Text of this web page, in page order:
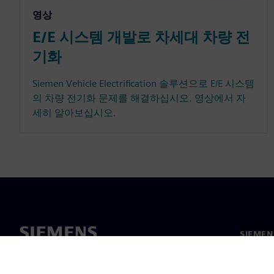
영상
E/E 시스템 개발로 차세대 차량 전
기화
Siemen Vehicle Electrification 솔루션으로 E/E 시스템
의 차량 전기화 문제를 해결하십시오. 영상에서 자
세히 알아보십시오.